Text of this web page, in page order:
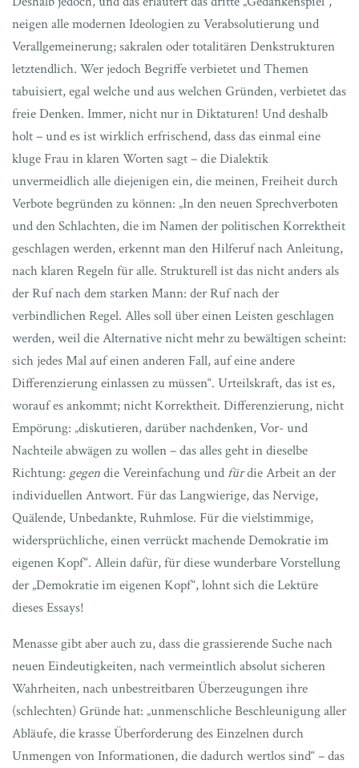
neigen alle modernen Ideologien zu Verabsolutierung und
Verallgemeinerung; sakralen oder totalitären Denkstrukturen
letztendlich. Wer jedoch Begriffe verbietet und Themen
tabuisiert, egal welche und aus welchen Gründen, verbietet das
freie Denken. Immer, nicht nur in Diktaturen! Und deshalb
holt – und es ist wirklich erfrischend, dass das einmal eine
kluge Frau in klaren Worten sagt – die Dialektik
unvermeidlich alle diejenigen ein, die meinen, Freiheit durch
Verbote begründen zu können: „In den neuen Sprechverboten
und den Schlachten, die im Namen der politischen Korrektheit
geschlagen werden, erkennt man den Hilferuf nach Anleitung,
nach klaren Regeln für alle. Strukturell ist das nicht anders als
der Ruf nach dem starken Mann: der Ruf nach der
verbindlichen Regel. Alles soll über einen Leisten geschlagen
werden, weil die Alternative nicht mehr zu bewältigen scheint:
sich jedes Mal auf einen anderen Fall, auf eine andere
Differenzierung einlassen zu müssen“. Urteilskraft, das ist es,
worauf es ankommt; nicht Korrektheit. Differenzierung, nicht
Empörung: „diskutieren, darüber nachdenken, Vor- und
Nachteile abwägen zu wollen – das alles geht in dieselbe
Richtung: gegendie Vereinfachung undfürdie Arbeit an der
individuellen Antwort. Für das Langwierige, das Nervige,
Quälende, Unbedankte, Ruhmlose. Für die vielstimmige,
widersprüchliche, einen verrückt machende Demokratie im
eigenen Kopf“. Allein dafür, für diese wunderbare Vorstellung
der „Demokratie im eigenen Kopf“, lohnt sich die Lektüre
dieses Essays!
Menasse gibt aber auch zu, dass die grassierende Suche nach
neuen Eindeutigkeiten, nach vermeintlich absolut sicheren
Wahrheiten, nach unbestreitbaren Überzeugungen ihre
(schlechten) Gründe hat: „unmenschliche Beschleunigung aller
Abläufe, die krasse Überforderung des Einzelnen durch
Unmengen von Informationen, die dadurch wertlos sind“ – das